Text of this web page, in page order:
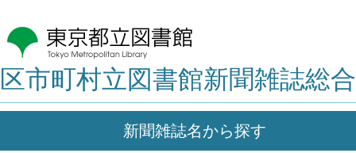
区市町村立図書館新聞雑誌総
新聞雑誌名から探す